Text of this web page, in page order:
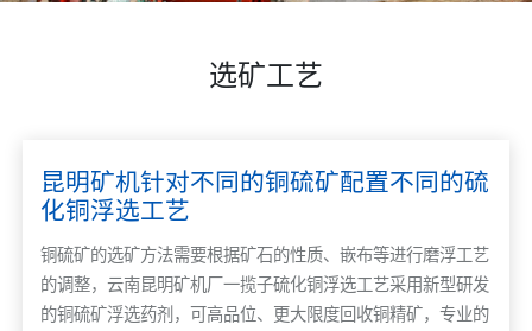
选矿工艺
昆明矿机针对不同的铜硫矿配置不同的硫
化铜浮选工艺
铜硫矿的选矿方法需要根据矿石的性质、嵌布等进行磨浮工艺
的调整，云南昆明矿机厂一揽子硫化铜浮选工艺采用新型研发
的铜硫矿浮选药剂，可高品位、更大限度回收铜精矿，专业的